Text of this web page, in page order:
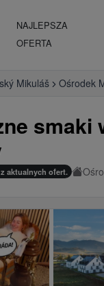
NAJLEPSZA
OFERTA
Mikuláš Ośrodek
smaki
aktualnych ofert.